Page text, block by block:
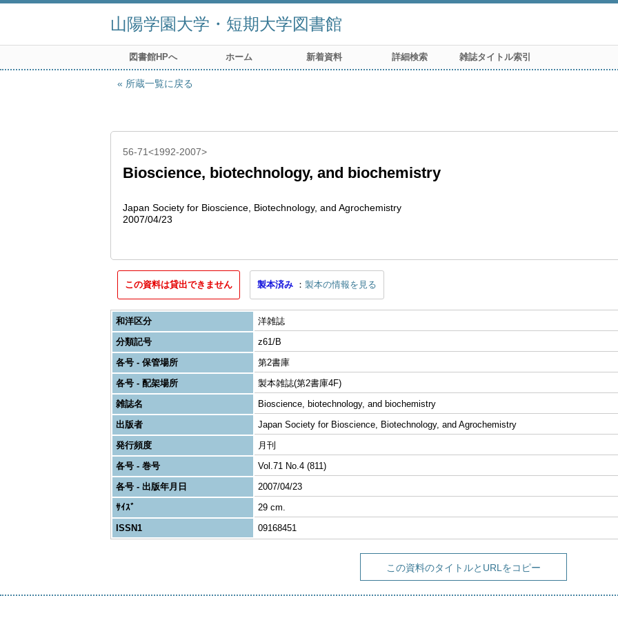
山陽学園大学・短期大学図書館
図書館HPへ ホーム 新着資料 詳細検索 雑誌タイトル索引
所蔵一覧に戻る
56-71<1992-2007>
Bioscience, biotechnology, and biochemistry
Japan Society for Bioscience, Biotechnology, and Agrochemistry
2007/04/23
この資料は貸出できません 製本済み 製本の情報を見る
和洋区分
洋雑誌
分類記号
z61/B
各号 - 保管場所
第2書庫
各号 - 配架場所
製本雑誌(第2書庫4F)
雑誌名
Bioscience, biotechnology, and biochemistry
出版者
Japan Society for Bioscience, Biotechnology, and Agrochemistry
発行頻度
月刊
各号 - 巻号
Vol.71 No.4 (811)
各号 - 出版年月日
2007/04/23
ｻｲｽﾞ
29 cm.
ISSN1
09168451
この資料のタイトルとURLをコピー